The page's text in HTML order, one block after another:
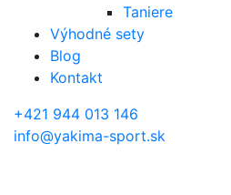
Taniere
Výhodné sety
Blog
Kontakt
+421 944 013 146
info@yakima-sport.sk